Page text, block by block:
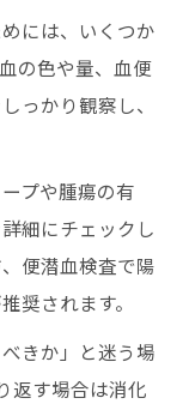
には、いくつか
の色や量、血便
っかり観察し、
プや腫瘍の有
細にチェックし
便潜血検査で陽
奨されます。
きか」と迷う場
返す場合は消化